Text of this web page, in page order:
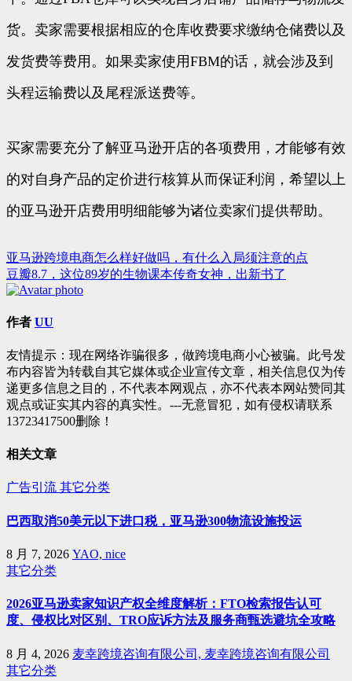
货。卖家需要根据相应的仓库收费要求缴纳仓储费以及
发货费等费用。如果卖家使用FBM的话，就会涉及到
头程运输费以及尾程派送费等。
买家需要充分了解亚马逊开店的各项费用，才能够有效
的对自身产品的定价进行核算从而保证利润，希望以上
的亚马逊开店费用明细能够为诸位卖家们提供帮助。
文
章
导
亚马逊跨境电商怎么样好做吗，有什么入局须注意的点
豆瓣8.7，这位89岁的生物课本传奇女神，出新书了
作者 UU
友情提示：现在网络诈骗很多，做跨境电商小心被骗。此号发
布内容皆为转载自其它媒体或企业宣传文章，相关信息仅为传
递更多信息之目的，不代表本网观点，亦不代表本网站赞同其
观点或证实其内容的真实性。---无意冒犯，如有侵权请联系
13723417500删除！
相关文章
广告引流 其它分类
巴西取消50美元以下进口税，亚马逊300物流设施投运
8 月 7, 2026 YAO, nice
其它分类
2026亚马逊卖家知识产权全维度解析：FTO检索报告认可
度、侵权比对区别、TRO应诉方法及服务商甄选避坑全攻略
8 月 4, 2026 麦幸跨境咨询有限公司, 麦幸跨境咨询有限公司
其它分类